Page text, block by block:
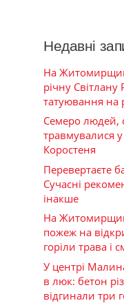
Недавні
На
річну
татуювання на
Семеро людей,
травмувалися
Коростеня
Перевертаєте
Сучасні
інакше
На
пожеж на
горіли трава і
У центрі
в люк: бетон
відгинали